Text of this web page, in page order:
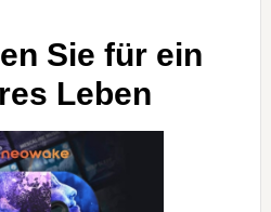
Sie für ein
Leben